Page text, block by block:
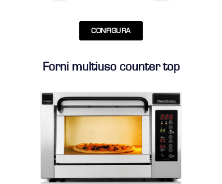
CONFIGURA
Forni multiuso counter top